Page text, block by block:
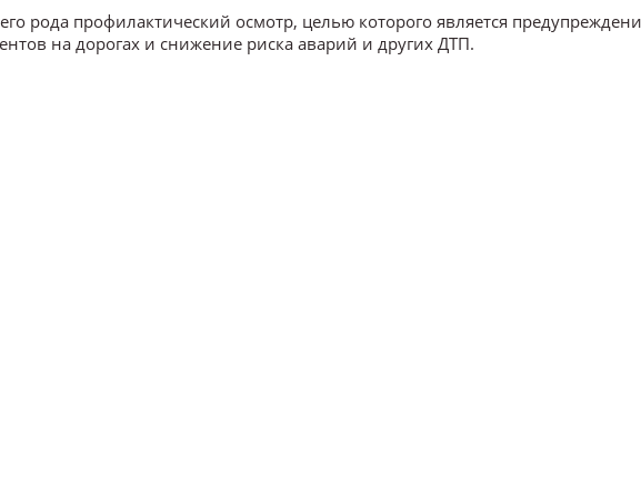
рода профилактический осмотр, целью которого является
на дорогах и снижение риска аварий и других ДТП.